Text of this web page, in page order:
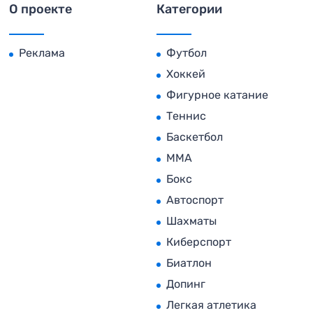
О проекте
Реклама
Категории
Футбол
Хоккей
Фигурное катание
Теннис
Баскетбол
MMA
Бокс
Автоспорт
Шахматы
Киберспорт
Биатлон
Допинг
Легкая атлетика